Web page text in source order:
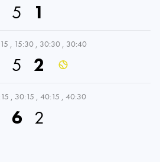
5 1
, 15:30 , 30:30 , 30:40
5 2
, 30:15 , 40:15 , 40:30
6 2